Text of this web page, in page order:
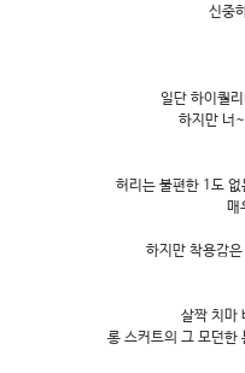
신중
일단 하이퀄
하지만 너
허리는 불편한 1도
매
하지만 착용감
살짝 치마
롱 스커트의 그 모던한